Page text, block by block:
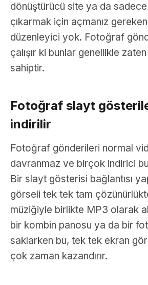
dönüştürücü site ya da
çıkarmak için açmanız
düzenleyici yok. Fotoğraf
çalışır ki bunlar genellikle
sahiptir.
Fotoğraf slayt
indirilir
Fotoğraf gönderileri normal
davranmaz ve birçok indirici
Bir slayt gösterisi bağlantısı
görseli tek tek tam
müziğiyle birlikte MP3 olarak
bir kombin panosu ya da bir
saklarken bu, tek tek ekran
çok zaman kazandırır.